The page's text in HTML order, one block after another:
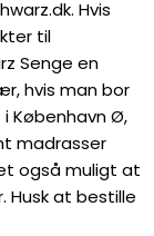
Hvis
til
Senge en
hvis man bor
København Ø,
madrasser
også muligt at
Husk at bestille